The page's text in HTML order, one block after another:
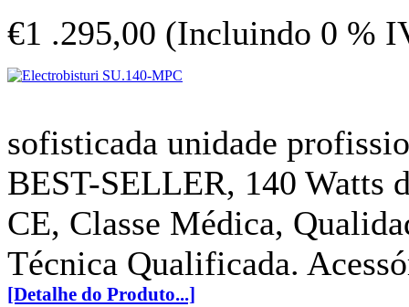
€1 .295,00 (Incluindo 0 %
sofisticada unidade
BEST-SELLER, 140 Watts
CE, Classe Médica,
Técnica Qualificada.
[Detalhe do Produto...]